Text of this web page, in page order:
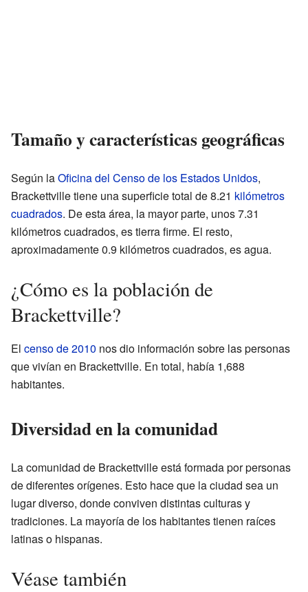
Tamaño y características geográficas
Según laOficina del Censo de los Estados Unidos,
Brackettville tiene una superficie total de 8.21 kilómetros
cuadrados. De esta área, la mayor parte, unos 7.31
kilómetros cuadrados, es tierra firme. El resto,
aproximadamente 0.9 kilómetros cuadrados, es agua.
¿Cómo es la población de
Brackettville?
El censo de 2010 nos dio información sobre las personas
que vivían en Brackettville. En total, había 1,688
habitantes.
Diversidad en la comunidad
La comunidad de Brackettville está formada por personas
de diferentes orígenes. Esto hace que la ciudad sea un
lugar diverso, donde conviven distintas culturas y
tradiciones. La mayoría de los habitantes tienen raíces
latinas o hispanas.
Véase también